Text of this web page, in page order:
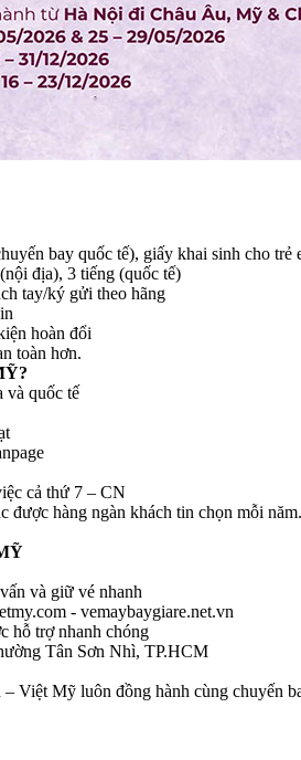
bay quốc tế), giấy khai sinh cho trẻ
địa), 3 tiếng (quốc tế)
tay/ký gửi theo hãng
hoàn đổi
toàn hơn.
và quốc tế
cả thứ 7 – CN
hàng ngàn khách tin chọn mỗi năm.
và giữ vé nhanh
- vemaybaygiare.net.vn
hỗ trợ nhanh chóng
Tân Sơn Nhì, TP.HCM
Việt Mỹ luôn đồng hành cùng chuyến